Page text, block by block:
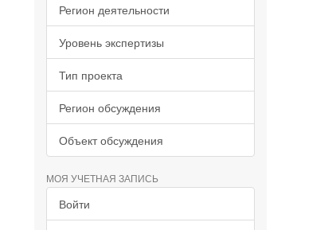
Регион деятельности
Уровень экспертизы
Тип проекта
Регион обсуждения
Объект обсуждения
МОЯ УЧЕТНАЯ ЗАПИСЬ
Войти